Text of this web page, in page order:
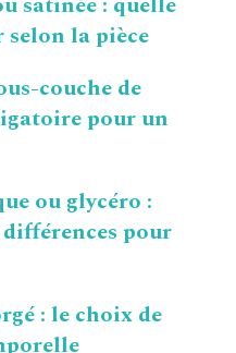
la pièce
couche de
pour un
ou glycéro :
pour
: le choix de